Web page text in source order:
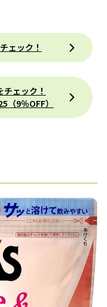
ェック！
ェック！
9％OFF）